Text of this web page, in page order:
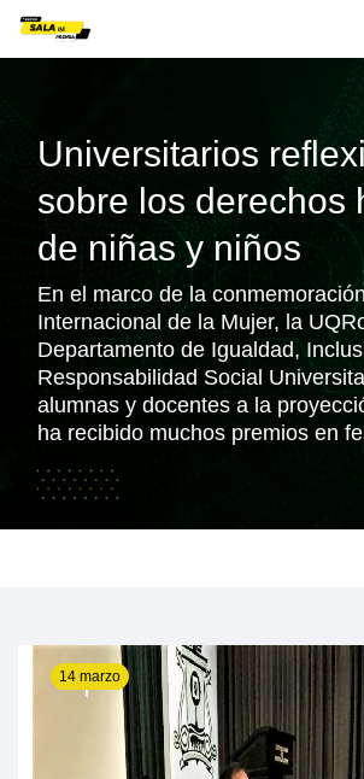
Universitarios
sobre los derechos
de niñas y niños
En el marco de la
Internacional de la Mujer, la
Departamento de Igualdad,
Responsabilidad Social
alumnas y docentes a la
ha recibido muchos premios en
14 marzo